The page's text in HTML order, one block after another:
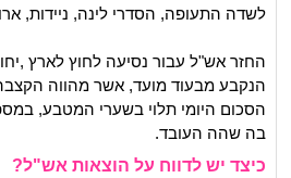
לשדה התעופה, הסדרי לינה, ניידות,
החזר אש"ל עבור נסיעה לחוץ לארץ
הנקבע מבעוד מועד, אשר מהווה
הסכום היומי תלוי בשערי המטבע,
בה שהה העובד.
כיצד יש לדווח על הוצאות אש"ל?